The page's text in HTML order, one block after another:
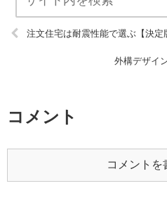
注文住宅は耐震性能で選ぶ【決定
外構デザイ
コメント
コメントを